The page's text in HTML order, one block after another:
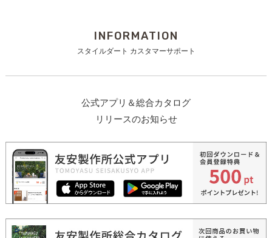
INFORMATION
スタイルダート カスタマーサポート
公式アプリ＆総合カタログ
リリースのお知らせ